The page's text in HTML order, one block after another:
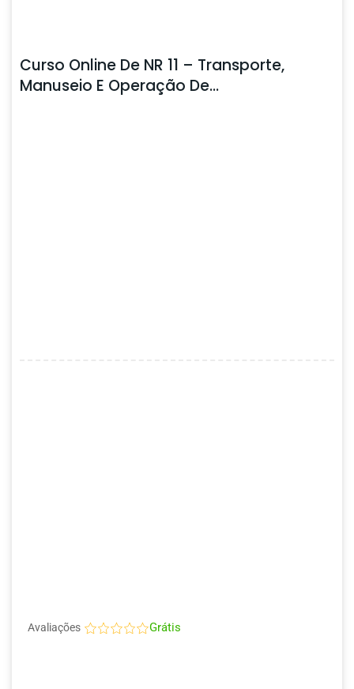
Curso Online De NR 11 – Transporte,
Manuseio E Operação De
Avaliações Grátis